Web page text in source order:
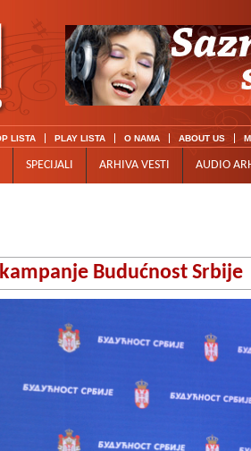
LISTA PLAY LISTA O NAMA ABOUT US
SPECIJALI ARHIVA VESTI AUDIO
Budućnost Srbije